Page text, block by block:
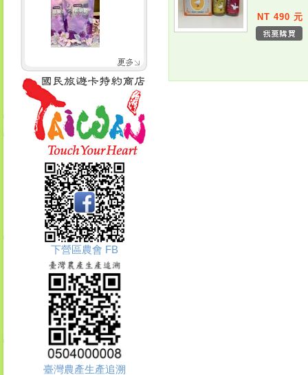
下營區農會 FB
臺灣農產生產追溯
NT 490 元